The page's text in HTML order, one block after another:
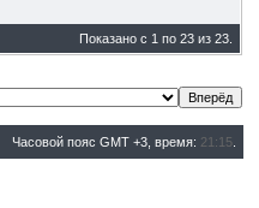
Показано с 1 по 23 из 23.
Часовой пояс GMT +3, время: 21:15.